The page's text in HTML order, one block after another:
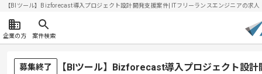
【BIツール】Bizforecast導入プロジェクト設計開発支援案件| ITフリーランスエンジニアの求
企業の方 案件検索
募集終了 【BIツール】Bizforecast導入プロジェクト設